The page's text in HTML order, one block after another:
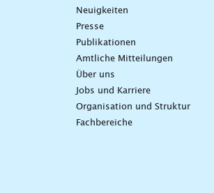
Neuigkeiten
Presse
Publikationen
Amtliche Mitteilungen
Über uns
Jobs und Karriere
Organisation und Struktur
Fachbereiche